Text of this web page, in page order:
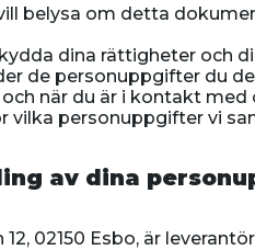
belysa om detta
dina rättigheter och
de personuppgifter du
när du är i kontakt med
personuppgifter vi
av dina
02150 Esbo, är